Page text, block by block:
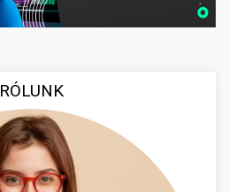
RÓLUNK